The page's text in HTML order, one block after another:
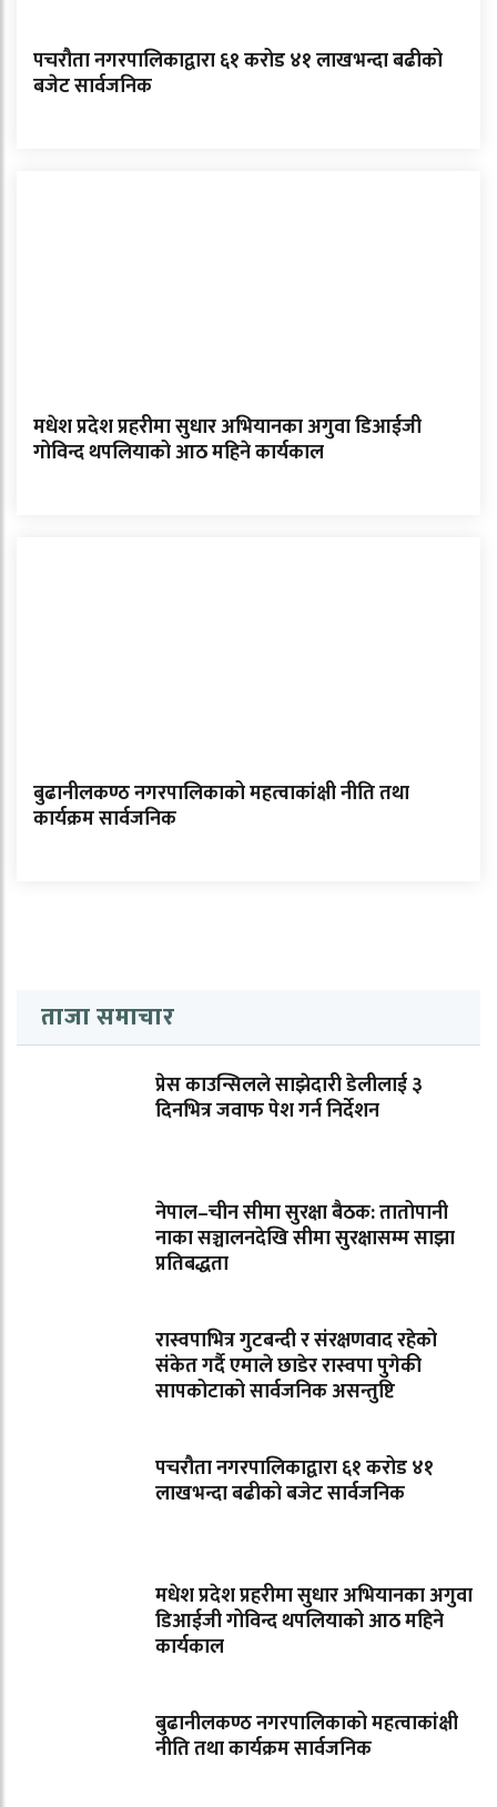
पचरौता नगरपालिकाद्वारा ६१ करोड ४१ लाखभन्दा बढीको
बजेट सार्वजनिक
मधेश प्रदेश प्रहरीमा सुधार अभियानका अगुवा डिआईजी
गोविन्द थपलियाको आठ महिने कार्यकाल
बुढानीलकण्ठ नगरपालिकाको महत्वाकांक्षी नीति तथा
कार्यक्रम सार्वजनिक
ताजा समाचार
प्रेस काउन्सिलले साझेदारी डेलीलाई ३
दिनभित्र जवाफ पेश गर्न निर्देशन
नेपाल–चीन सीमा सुरक्षा बैठक: तातोपानी
नाका सञ्चालनदेखि सीमा सुरक्षासम्म साझा
प्रतिबद्धता
रास्वपाभित्र गुटबन्दी र संरक्षणवाद रहेको
संकेत गर्दै एमाले छाडेर रास्वपा पुगेकी
सापकोटाको सार्वजनिक असन्तुष्टि
पचरौता नगरपालिकाद्वारा ६१ करोड ४१
लाखभन्दा बढीको बजेट सार्वजनिक
मधेश प्रदेश प्रहरीमा सुधार अभियानका अगुवा
डिआईजी गोविन्द थपलियाको आठ महिने
कार्यकाल
बुढानीलकण्ठ नगरपालिकाको महत्वाकांक्षी
नीति तथा कार्यक्रम सार्वजनिक